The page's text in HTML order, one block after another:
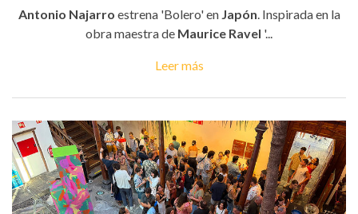
Antonio Najarro estrena 'Bolero' en Japón. Inspirada en la
obra maestra de Maurice Ravel '...
Leer más